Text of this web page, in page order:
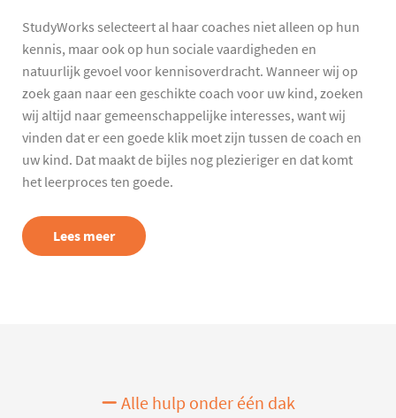
StudyWorks selecteert al haar coaches niet alleen op hun
kennis, maar ook op hun sociale vaardigheden en
natuurlijk gevoel voor kennisoverdracht. Wanneer wij op
zoek gaan naar een geschikte coach voor uw kind, zoeken
wij altijd naar gemeenschappelijke interesses, want wij
vinden dat er een goede klik moet zijn tussen de coach en
uw kind. Dat maakt de bijles nog plezieriger en dat komt
het leerproces ten goede.
Lees meer
Alle hulp onder één dak